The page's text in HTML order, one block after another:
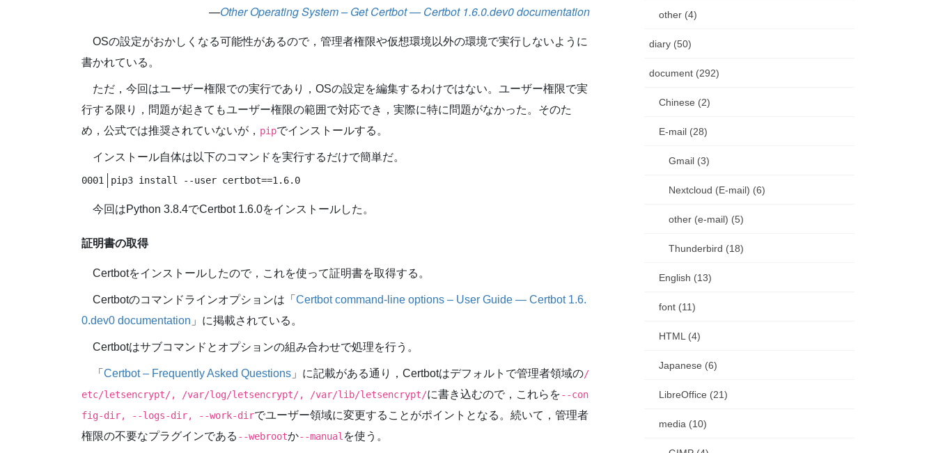
Other Operating System – Get Certbot — Certbot 1.6.0.dev0 documentation
OSの設定がおかしくなる可能性があるので，管理者権限や仮想環境以外の環境で実行しないように
書かれている。
ただ，今回はユーザー権限での実行であり，OSの設定を編集するわけではない。ユーザー権限で実
行する限り，問題が起きてもユーザー権限の範囲で対応でき，実際に特に問題がなかった。そのた
め，公式では推奨されていないが， pipでインストールする。
インストール自体は以下のコマンドを実行するだけで簡単だ。
pip3 install --user certbot==1.6.0
今回はPython 3.8.4でCertbot 1.6.0をインストールした。
証明書の取得
Certbotをインストールしたので，これを使って証明書を取得する。
Certbotのコマンドラインオプションは「 Certbot command-line options – User Guide — Certbot 1.6.
0.dev0 documentation 」に掲載されている。
Certbotはサブコマンドとオプションの組み合わせで処理を行う。
「 Certbot – Frequently Asked Questions 」に記載がある通り，Certbotはデフォルトで管理者領域の/
etc/letsencrypt/, /var/log/letsencrypt/, /var/lib/letsencrypt/に書き込むので，これらを--con
fig-dir, --logs-dir, --work-dirでユーザー領域に変更することがポイントとなる。続いて，管理者
権限の不要なプラグインである --webrootか--manual を使う。
other (4)
diary (50)
document (292)
Chinese (2)
E-mail (28)
Gmail (3)
Nextcloud (E-mail) (6)
other (e-mail) (5)
Thunderbird (18)
English (13)
font (11)
HTML (4)
Japanese (6)
LibreOffice (21)
media (10)